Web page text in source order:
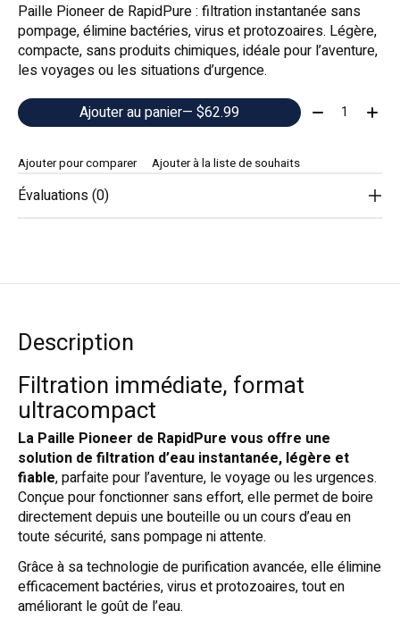
Paille Pioneer de RapidPure : filtration instantanée sans
pompage, élimine bactéries, virus et protozoaires. Légère,
compacte, sans produits chimiques, idéale pour l’aventure,
les voyages ou les situations d’urgence.
Ajouter au panier
— $62.99 Quantité:
Ajouter pour comparer Ajouter à la liste de souhaits
Évaluations (0)
Description
Filtration immédiate, format
ultracompact
La Paille Pioneer de RapidPure vous offre une
solution de filtration d’eau instantanée, légère et
fiable, parfaite pour l’aventure, le voyage ou les urgences.
Conçue pour fonctionner sans effort, elle permet de boire
directement depuis une bouteille ou un cours d’eau en
toute sécurité, sans pompage ni attente.
Grâce à sa technologie de purification avancée, elle élimine
efficacement bactéries, virus et protozoaires, tout en
améliorant le goût de l’eau.